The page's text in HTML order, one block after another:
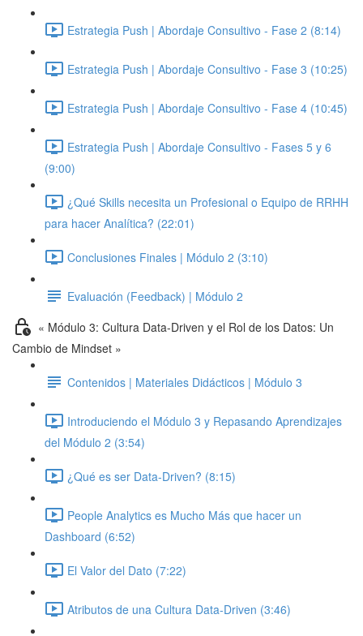
Estrategia Push | Abordaje Consultivo - Fase 2 (8:14)
Estrategia Push | Abordaje Consultivo - Fase 3 (10:25)
Estrategia Push | Abordaje Consultivo - Fase 4 (10:45)
Estrategia Push | Abordaje Consultivo - Fases 5 y 6
(9:00)
¿Qué Skills necesita un Profesional o Equipo de RRHH
para hacer Analítica? (22:01)
Conclusiones Finales | Módulo 2 (3:10)
Evaluación (Feedback) | Módulo 2
« Módulo 3: Cultura Data-Driven y el Rol de los Datos: Un
Cambio de Mindset »
Contenidos | Materiales Didácticos | Módulo 3
Introduciendo el Módulo 3 y Repasando Aprendizajes
del Módulo 2 (3:54)
¿Qué es ser Data-Driven? (8:15)
People Analytics es Mucho Más que hacer un
Dashboard (6:52)
El Valor del Dato (7:22)
Atributos de una Cultura Data-Driven (3:46)